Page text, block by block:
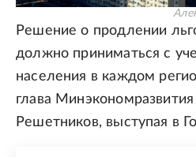
Решение о продлении
должно приниматься с
населения в каждом
глава
Решетников, выступая в